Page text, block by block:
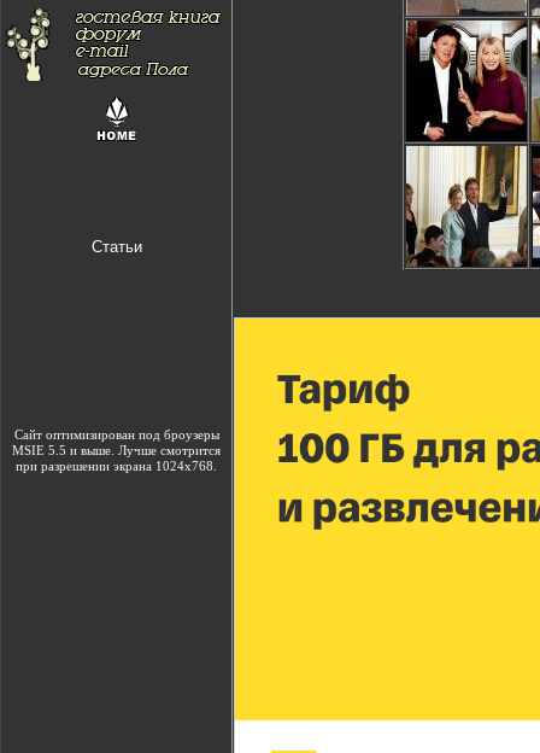
Статьи
Сайт оптимизирован под броузеры
MSIE 5.5 и выше. Лучше смотрится
при разрешении экрана 1024х768.